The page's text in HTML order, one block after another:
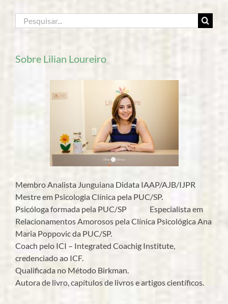
Buscar
resultados
Sobre Lilian Loureiro
Membro Analista Junguiana Didata IAAP/AJB/IJPR
Mestre em Psicologia Clínica pela PUC/SP.
Psicóloga formada pela PUC/SP Especialista em
Relacionamentos Amorosos pela Clínica Psicológica Ana
Maria Poppovic da PUC/SP.
Coach pelo ICI – Integrated Coachig Institute,
credenciado ao ICF.
Qualificada no Método Birkman.
Autora de livro, capítulos de livros e artigos científicos.